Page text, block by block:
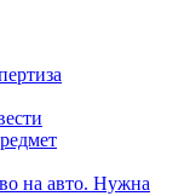
на авто. Нужна